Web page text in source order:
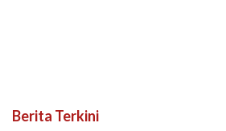
Berita Terkini